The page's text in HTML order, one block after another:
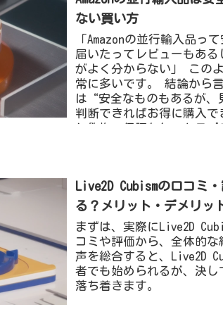
ない買い方
「Amazonの並行輸入品っ
届いたってレビューもあ
がよく分からない」 この
常に多いです。 結論から
は“安全なものもあるが
判断できればお得に購入
と偽物・保証なし・トラ
ます。 この記事では、
っていい並行輸入品」と
ようになります。
Live2D Cubismの口コミ
る？メリット・デメリッ
まずは、実際にLive2D
コミや評価から、全体的
声を総合すると、Live2D
者でも始められるが、決
落ち着きます。